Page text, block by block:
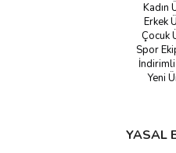
Kadın
Erkek
Çocuk
Spor
Yeni
YASAL